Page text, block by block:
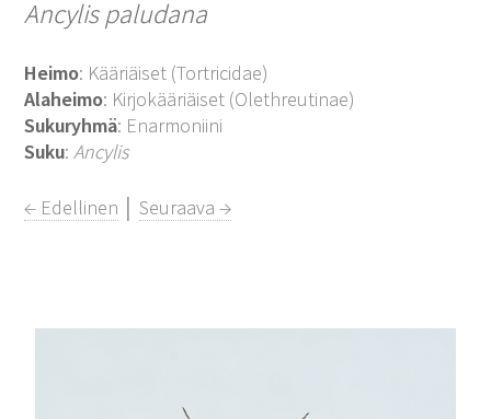
Ancylis paludana
Heimo: Kääriäiset (Tortricidae)
Alaheimo: Kirjokääriäiset (Olethreutinae)
Sukuryhmä: Enarmoniini
Suku:Ancylis
← Edellinen │Seuraava →